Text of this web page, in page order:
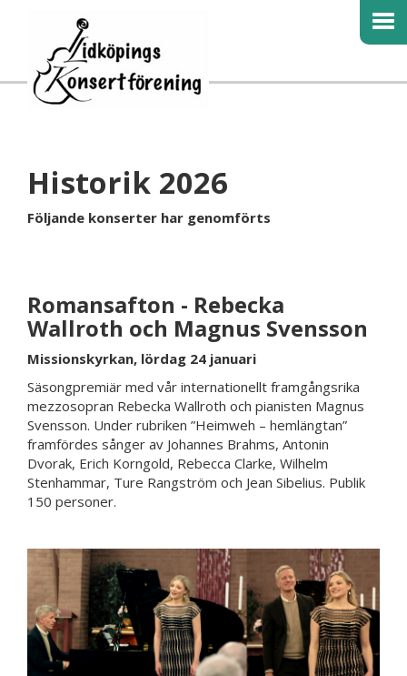
Historik 2026
Följande konserter har genomförts
Romansafton - Rebecka
Wallroth och Magnus Svensson
Missionskyrkan, lördag 24 januari
Säsongpremiär med vår internationellt framgångsrika
mezzosopran Rebecka Wallroth och pianisten Magnus
Svensson. Under rubriken ”Heimweh – hemlängtan”
framfördes sånger av Johannes Brahms, Antonin
Dvorak, Erich Korngold, Rebecca Clarke, Wilhelm
Stenhammar, Ture Rangström och Jean Sibelius. Publik
150 personer.